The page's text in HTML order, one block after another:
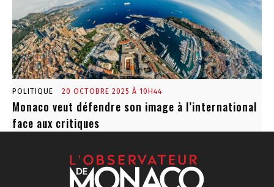
POLITIQUE 20 OCTOBRE 2025 À 10H44
Monaco veut défendre son image à l’international
face aux critiques